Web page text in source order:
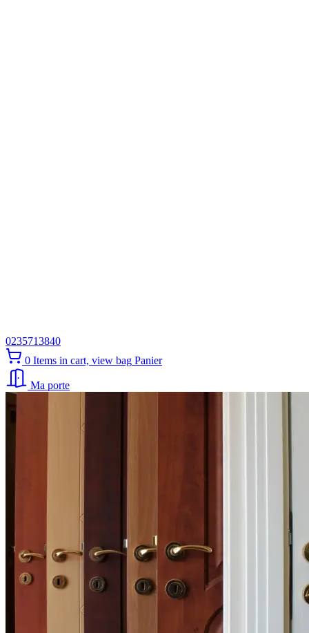
0235713840
0 Items in cart, view bag Panier
Ma porte